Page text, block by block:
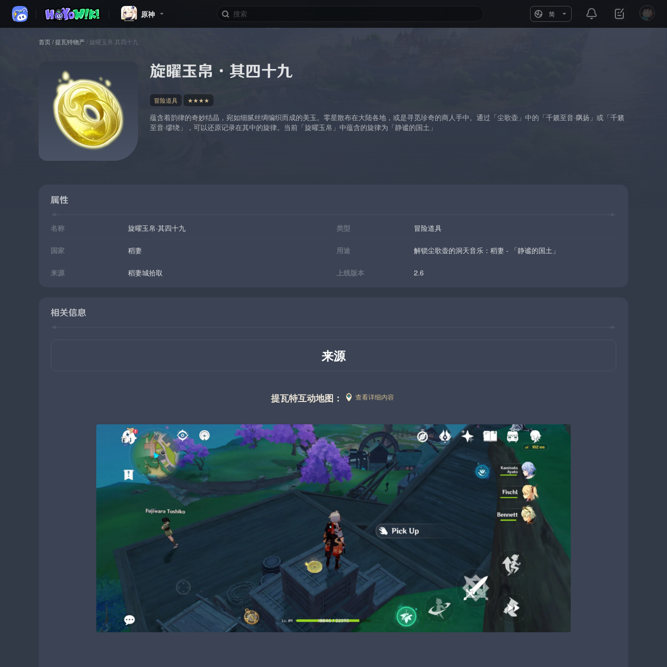
原神 简
首页/提瓦特物产/ 旋曜玉帛·其四十九
旋曜玉帛·其四十九
冒险道具 ★★★★
蕴含着韵律的奇妙结晶，宛如细腻丝绸编织而成的美玉。零星散布在大陆各地，或是寻觅珍奇的商人手中。通过「尘歌壶」中的「千籁至音·飖扬」或「千籁
至音·缪绕」，可以还原记录在其中的旋律。当前「旋曜玉帛」中蕴含的旋律为「静谧的国土」
属性
名称 旋曜玉帛·其四十九 类型 冒险道具
国家 稻妻 用途 解锁尘歌壶的洞天音乐：稻妻 - 「静谧的国土」
来源 稻妻城拾取 上线版本 2.6
相关信息
来源
提瓦特互动地图： 查看详细内容